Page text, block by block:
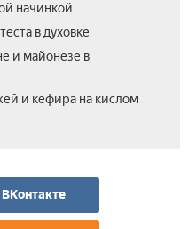
начинкой
в духовке
и майонезе в
и кефира на кислом
ВКонтакте